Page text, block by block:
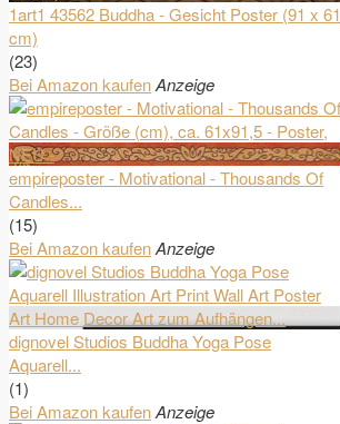
1art1 43562 Buddha - Gesicht Poster (91 x 61
cm)
(23)
Bei Amazon kaufenAnzeige
empireposter - Motivational - Thousands Of
Candles...
(15)
Bei Amazon kaufenAnzeige
dignovel Studios Buddha Yoga Pose
Aquarell...
(1)
Bei Amazon kaufenAnzeige